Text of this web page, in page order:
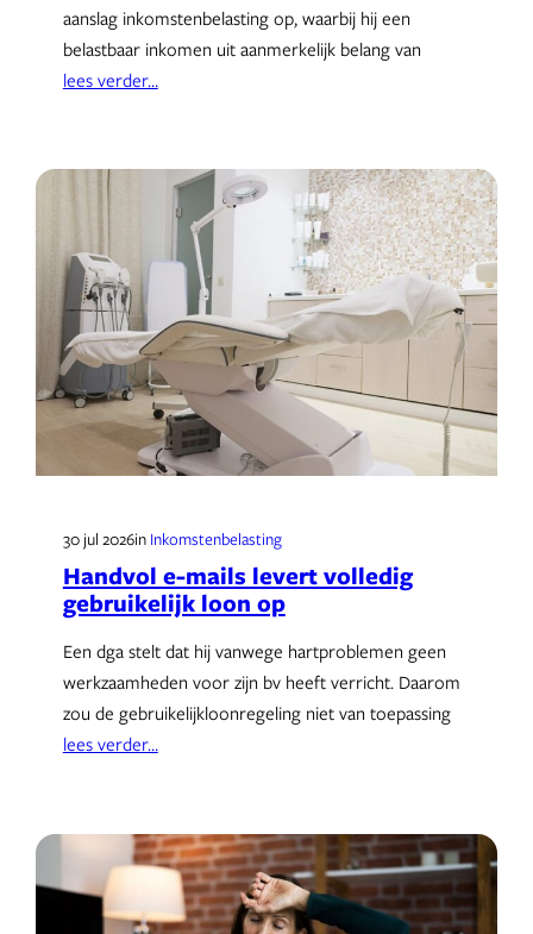
aanslag inkomstenbelasting op, waarbij hij een
belastbaar inkomen uit aanmerkelijk belang van
lees verder…
30 jul 2026in Inkomstenbelasting
Handvol e-mails levert volledig
gebruikelijk loon op
Een dga stelt dat hij vanwege hartproblemen geen
werkzaamheden voor zijn bv heeft verricht. Daarom
zou de gebruikelijkloonregeling niet van toepassing
lees verder…